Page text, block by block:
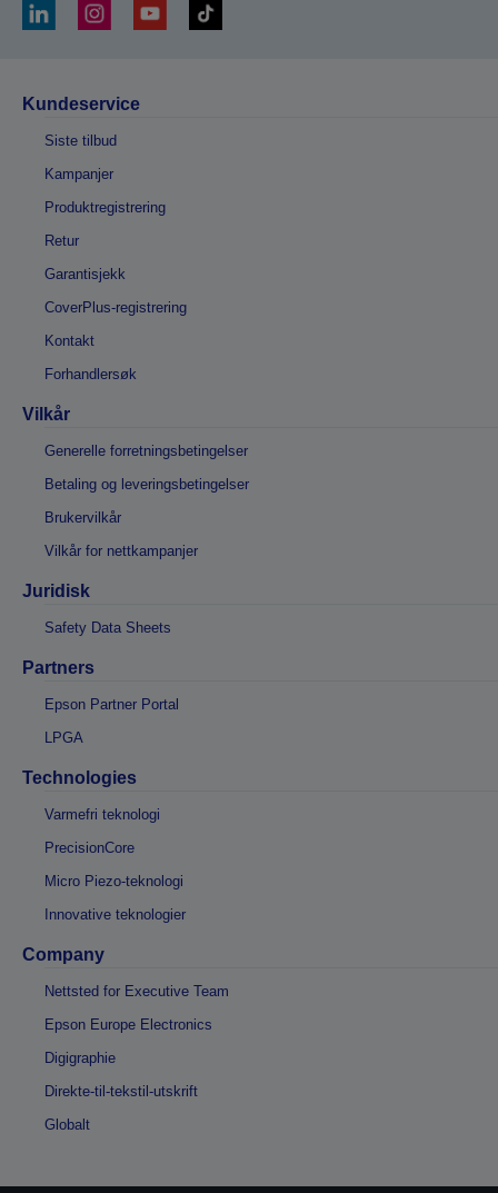
Kundeservice
Siste tilbud
Kampanjer
Produktregistrering
Retur
Garantisjekk
CoverPlus-registrering
Kontakt
Forhandlersøk
Vilkår
Generelle forretningsbetingelser
Betaling og leveringsbetingelser
Brukervilkår
Vilkår for nettkampanjer
Juridisk
Safety Data Sheets
Partners
Epson Partner Portal
LPGA
Technologies
Varmefri teknologi
PrecisionCore
Micro Piezo-teknologi
Innovative teknologier
Company
Nettsted for Executive Team
Epson Europe Electronics
Digigraphie
Direkte-til-tekstil-utskrift
Globalt